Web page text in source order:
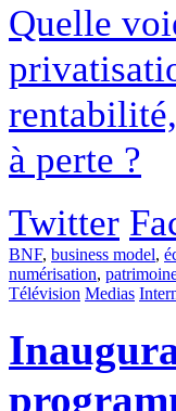
Quelle
à perte ?
Twitter
BNF, business model,
numérisation,
Télévision Medias